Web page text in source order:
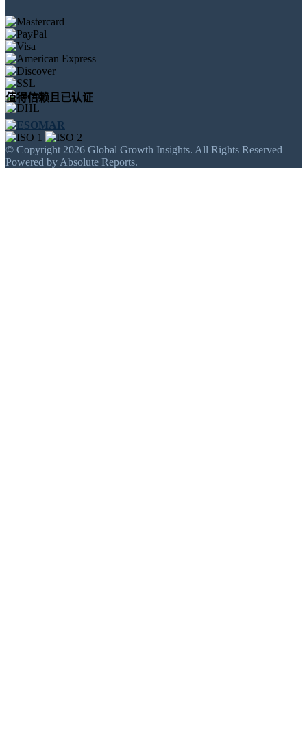
值得信赖且已认证
© Copyright 2026 Global Growth Insights. All Rights Reserved |
Powered by Absolute Reports.